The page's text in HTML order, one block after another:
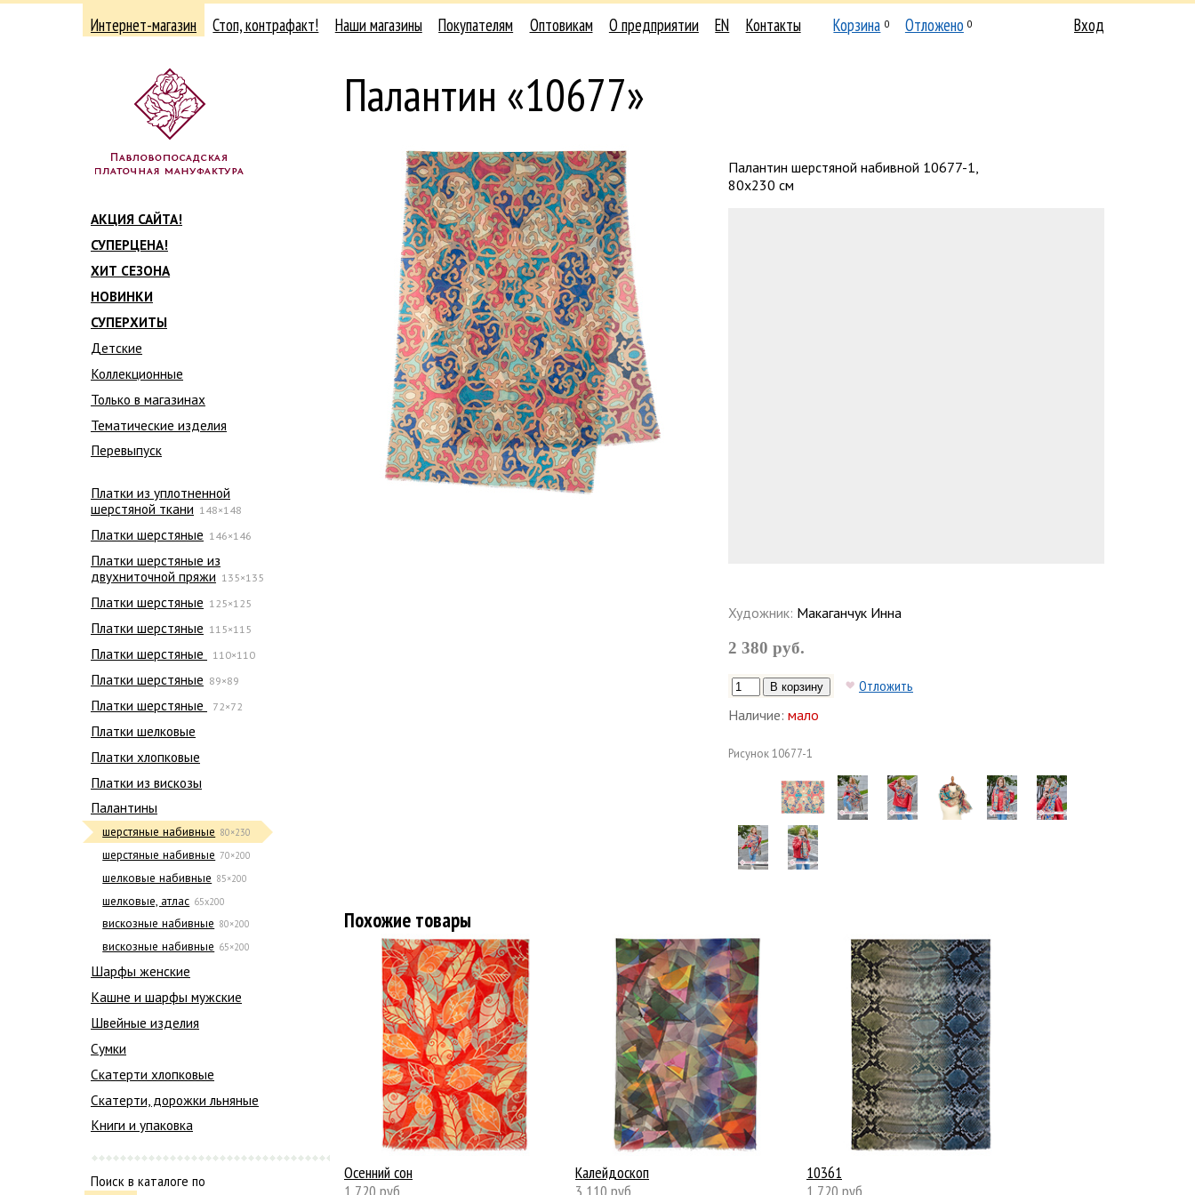
Интернет-магазин Стоп, контрафакт! Наши магазины Покупателям Оптовикам О предприятии EN Контакты Корзина 0 Отложено 0 Вход
АКЦИЯ САЙТА!
СУПЕРЦЕНА!
ХИТ СЕЗОНА
НОВИНКИ
СУПЕРХИТЫ
Детские
Коллекционные
Только в магазинах
Тематические изделия
Перевыпуск
Платки из уплотненной
шерстяной ткани 148×148
Платки шерстяные 146×146
Платки шерстяные из
двухниточной пряжи 135×135
Платки шерстяные 125×125
Платки шерстяные 115×115
Платки шерстяные 110×110
Платки шерстяные 89×89
Платки шерстяные 72×72
Платки шелковые
Платки хлопковые
Платки из вискозы
Палантины
шерстяные набивные 80×230
шерстяные набивные 70×200
шелковые набивные 85×200
шелковые, атлас 65х200
вискозные набивные 80×200
вискозные набивные 65×200
Шарфы женские
Кашне и шарфы мужские
Швейные изделия
Сумки
Скатерти хлопковые
Скатерти, дорожки льняные
Книги и упаковка
Поиск в каталоге по
Палантин «10677»
Палантин шерстяной набивной 10677-1,
80х230 см
Художник: Макаганчук Инна
2 380 руб.
Отложить
Наличие: мало
Рисунок10677-1
Похожие товары
Осенний сон
1 720 руб.
Калейдоскоп
3 110 руб.
10361
1 720 руб.